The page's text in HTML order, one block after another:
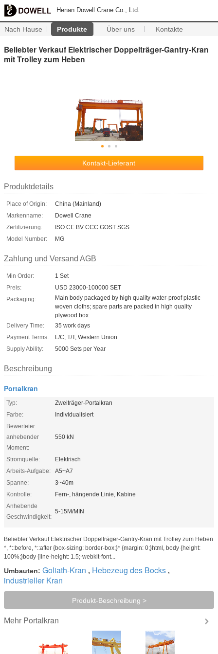
Henan Dowell Crane Co., Ltd.
Nach Hause Produkte Über uns Kontakte
Beliebter Verkauf Elektrischer Doppelträger-Gantry-Kran
mit Trolley zum Heben
Kontakt-Lieferant
Produktdetails
Place of Origin:
China (Mainland)
Markenname:
Dowell Crane
Zertifizierung:
ISO CE BV CCC GOST SGS
Model Number:
MG
Zahlung und Versand AGB
Min Order:
1 Set
Preis:
USD 23000-100000 SET
Packaging:
Main body packaged by high quality water-proof plastic
woven cloths; spare parts are packed in high quality
plywood box.
Delivery Time:
35 work days
Payment Terms:
L/C, T/T, Western Union
Supply Ability:
5000 Sets per Year
Beschreibung
Portalkran
Typ:
Zweiträger-Portalkran
Farbe:
Individualisiert
Bewerteter
anhebender
Moment:
550 kN
Stromquelle:
Elektrisch
Arbeits-Aufgabe:
A5~A7
Spanne:
3~40m
Kontrolle:
Fern-, hängende Linie, Kabine
Anhebende
Geschwindigkeit:
5-15M/MIN
Beliebter Verkauf Elektrischer Doppelträger-Gantry-Kran mit Trolley zum Heben
*, *::before, *::after {box-sizing: border-box;}* {margin: 0;}html, body {height:
100%;}body {line-height: 1.5;-webkit-font...
Umbauten: Goliath-Kran , Hebezeug des Bocks ,
industrieller Kran
Produkt-Beschreibung >
Mehr Portalkran